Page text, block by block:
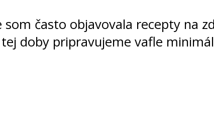
často objavovala recepty na
doby pripravujeme vafle